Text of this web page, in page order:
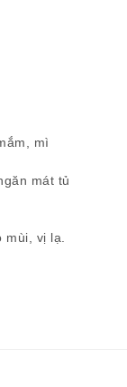
mì
mát tủ
vị lạ.